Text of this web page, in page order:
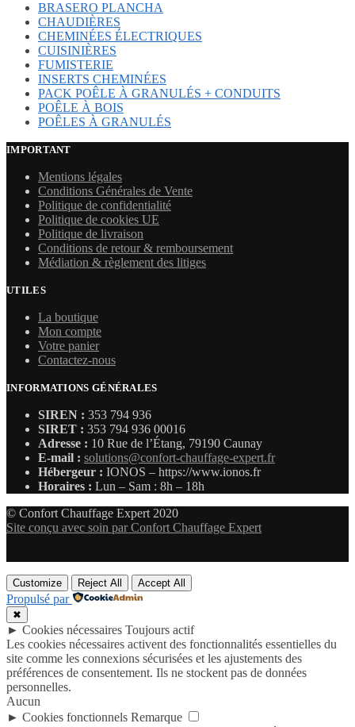
BRASERO PLANCHA
CHAUDIÈRES
CHEMINÉES ÉLECTRIQUES
CUISINIÈRES
FUMISTERIE
INSERTS CHEMINÉES
PACK POÊLE À GRANULÉS + CONDUITS
POÊLE À BOIS
POÊLES À GRANULÉS
IMPORTANT
Mentions légales
Conditions Générales de Vente
Politique de confidentialité
Politique de cookies UE
Politique de livraison
Conditions de retour & remboursement
Médiation & règlement des litiges
UTILES
La boutique
Mon compte
Votre panier
Contactez-nous
INFORMATIONS GÉNÉRALES
SIREN : 353 794 936
SIRET : 353 794 936 00016
Adresse : 10 Rue de l’Étang, 79190 Caunay
E-mail : solutions@confort-chauffage-expert.fr
Hébergeur : IONOS – https://www.ionos.fr
Horaires : Lun – Sam : 8h – 18h
© Confort Chauffage Expert 2020
Site conçu avec soin par Confort Chauffage Expert
Customize Reject All Accept All
Propulsé par
✖
► Cookies nécessaires Toujours actif
Les cookies nécessaires activent des fonctionnalités essentielles du
site comme les connexions sécurisées et les ajustements des
préférences de consentement. Ils ne stockent pas de données
personnelles.
Aucun
► Cookies fonctionnels Remarque